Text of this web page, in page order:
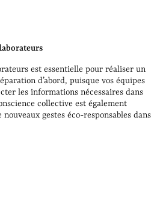
est essentielle pour réaliser un
d’abord, puisque vos équipes
les informations nécessaires dans
collective est également
gestes éco-responsables dans